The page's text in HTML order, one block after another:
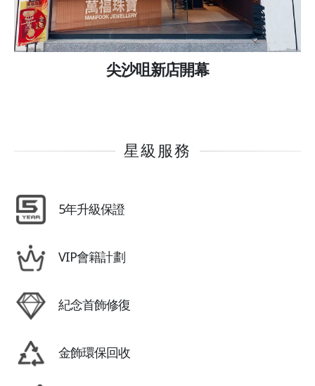
尖沙咀新店開幕
星級服務
5年升級保證
VIP會籍計劃
紀念首飾修復
金飾環保回收